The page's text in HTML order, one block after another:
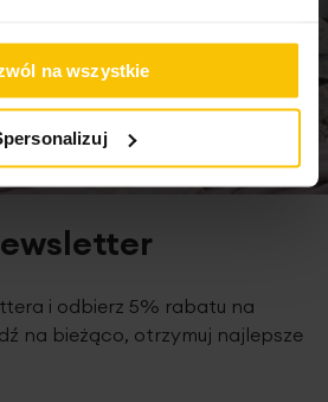
na wszystkie
i odbierz 5% rabatu na
na bieżąco, otrzymuj najlepsze